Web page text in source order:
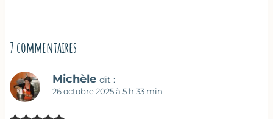
7 commentaires
Michèle dit :
26 octobre 2025 à 5 h 33 min